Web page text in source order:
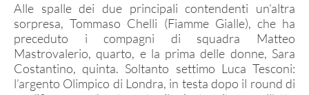
DISCIPLINE NON ISSF
Bench Rest
Alle spalle dei due principali contendenti un’altra
sorpresa, Tommaso Chelli (Fiamme Gialle), che ha
preceduto i compagni di squadra Matteo
Mastrovalerio, quarto, e la prima delle donne, Sara
Costantino, quinta. Soltanto settimo Luca Tesconi:
l’argento Olimpico di Londra, in testa dopo il round di